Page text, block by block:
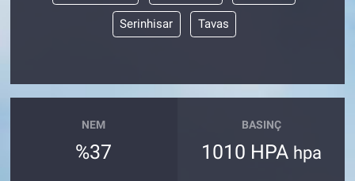
Serinhisar Tavas
NEM
%37
BASINÇ
1010 HPA hpa